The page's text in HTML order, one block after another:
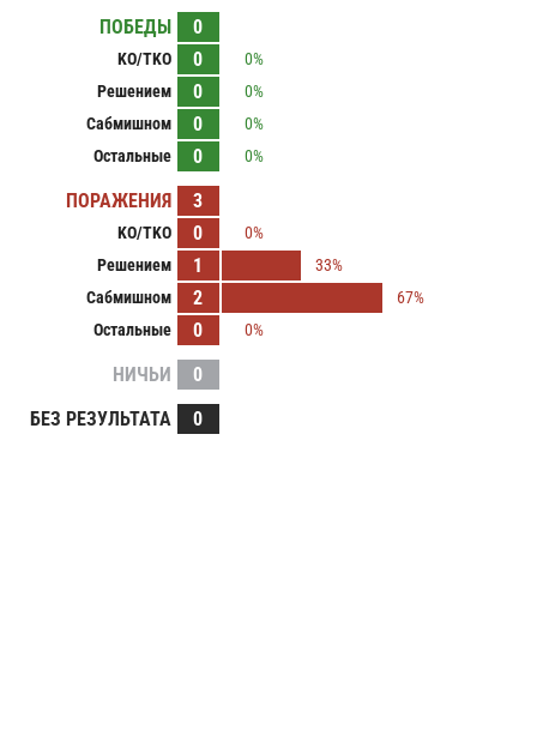
ПОБЕДЫ
0
KO/TKO 0
0%
Решением
0
0%
Сабмишном
0
0%
Остальные
0 0%
ПОРАЖЕНИЯ 3
KO/TKO 0
0%
Решением
1
33%
Сабмишном
2
67%
Остальные
0 0%
НИЧЬИ
0
БЕЗ РЕЗУЛЬТАТА
0